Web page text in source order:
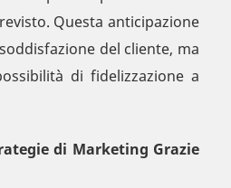
Questa anticipazione
del cliente, ma
di fidelizzazione a
di Marketing Grazie